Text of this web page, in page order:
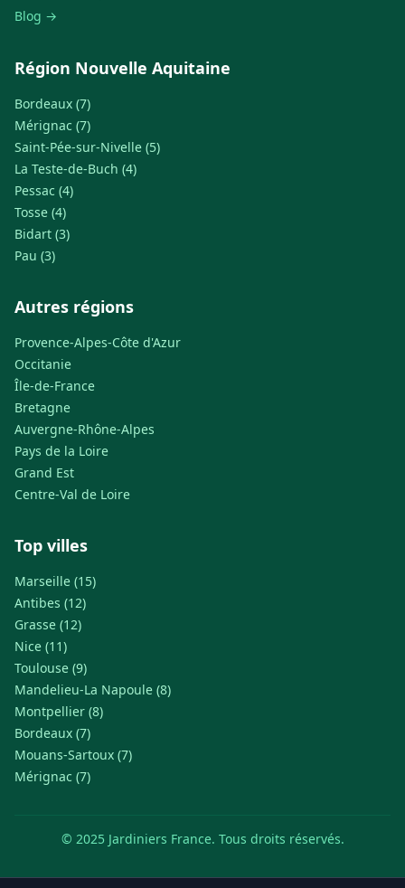
Blog →
Région Nouvelle Aquitaine
Bordeaux (7)
Mérignac (7)
Saint-Pée-sur-Nivelle (5)
La Teste-de-Buch (4)
Pessac (4)
Tosse (4)
Bidart (3)
Pau (3)
Autres régions
Provence-Alpes-Côte d'Azur
Occitanie
Île-de-France
Bretagne
Auvergne-Rhône-Alpes
Pays de la Loire
Grand Est
Centre-Val de Loire
Top villes
Marseille (15)
Antibes (12)
Grasse (12)
Nice (11)
Toulouse (9)
Mandelieu-La Napoule (8)
Montpellier (8)
Bordeaux (7)
Mouans-Sartoux (7)
Mérignac (7)
© 2025 Jardiniers France. Tous droits réservés.